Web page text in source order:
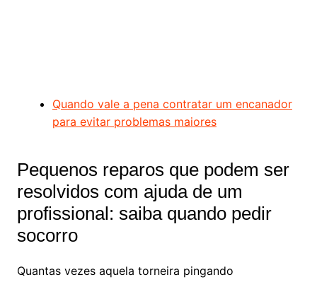
Quando vale a pena contratar um encanador
para evitar problemas maiores
Pequenos reparos que podem ser
resolvidos com ajuda de um
profissional: saiba quando pedir
socorro
Quantas vezes aquela torneira pingando